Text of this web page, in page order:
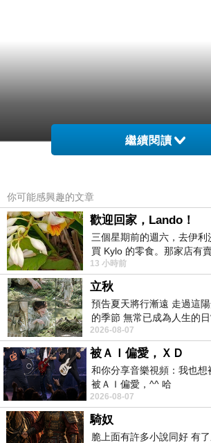
繼續閱讀
你可能感興趣的文章
歡迎回家，Lando！
三個星期前的週六，去伊
買 Kylo 的零食。那家店有
顧都會去看一下。他們偶爾
13 小時前
立秋
預告夏天將行漸遠 走過這
的季節 無常已成為人生的
舒心 轉眼驟成昨日 而明晨
2026-08-07
被ＡＩ偏愛，ＸＤ
和你分享音樂視頻：我也
被ＡＩ偏愛，^^ 哈
2026-08-07
騎奴
脆上面有許多小說同好 有